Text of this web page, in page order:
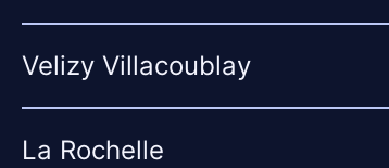
Velizy Villacoublay
La Rochelle